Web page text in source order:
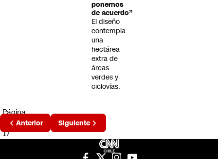
ponernos
de acuerdo”
El diseño
contempla
una
hectárea
extra de
áreas
verdes y
ciclovías.
Página
2 de
17
Anterior Siguiente